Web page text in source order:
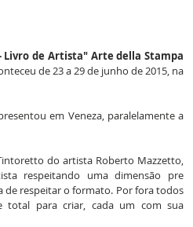
Livro de Artista" Arte della Stampa
de 23 a 29 de junho de 2015, na
em Veneza, paralelamente a
do artista Roberto Mazzetto,
respeitando uma dimensão pre
de respeitar o formato. Por fora todos
total para criar, cada um com sua